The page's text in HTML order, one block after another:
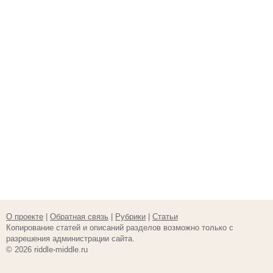
О проекте Обратная связь Рубрики
Статьи
Копирование статей и описаний разделов возможно только с
разрешения администрации сайта.
© 2026 riddle-middle.ru